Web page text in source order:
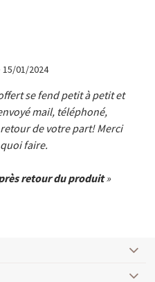
15/01/2024
se fend petit à petit et
mail, téléphoné,
de votre part! Merci
faire.
retour du produit